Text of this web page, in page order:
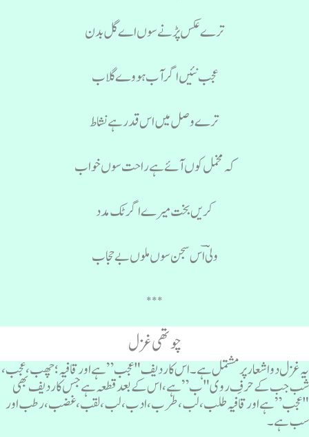
ترے عکس پڑنے سوں اے گل بدن
عجب نئیں اگر آب ہووے گلاب
ترے وصل میں اس قدر ہے نشاط
کہ مخمل کوں آئے ہے راحت سوں خواب
کریں بخت میرے اگر ٹک مدد
ولیؔ اس سجن سوں ملوں بے حجاب
***
چوتھی غزل
یہ غزل دو اشعار پر مشتمل ہے۔ اس کا ردیف "عجب” ہے اور قافیہ؛ چھب، عجب،
شب جب کے حرفِ روی "ب” ہے، اس کے بعد قطعہ ہے جس کا ردیف بھی
"عجب” ہے اور قافیہ طلب، لب، طرب، ادب، لب، لقب، غضب، رطب اور
سب ہے۔